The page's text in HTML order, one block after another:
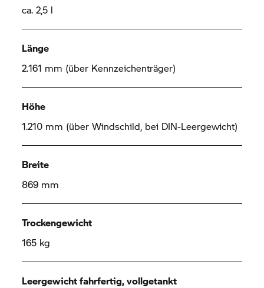
ca. 2,5 l
Länge
2.161 mm (über Kennzeichenträger)
Höhe
1.210 mm (über Windschild, bei DIN-Leergewicht)
Breite
869 mm
Trockengewicht
165 kg
Leergewicht fahrfertig, vollgetankt